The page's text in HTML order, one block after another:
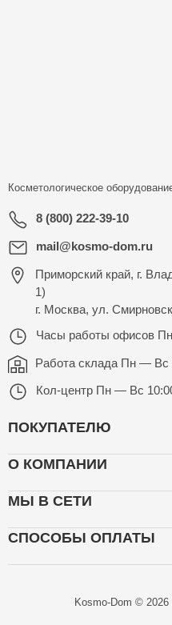
Косметологическое
8 (800) 222-39-10
mail@kosmo-dom.ru
Приморский край, г.
1)
г. Москва, ул.
Часы работы офисов
Работа склада Пн — Вс
Кол-центр Пн — Вс
ПОКУПАТЕЛЮ
О КОМПАНИИ
МЫ В СЕТИ
СПОСОБЫ ОПЛАТЫ
Kosmo-Dom ©